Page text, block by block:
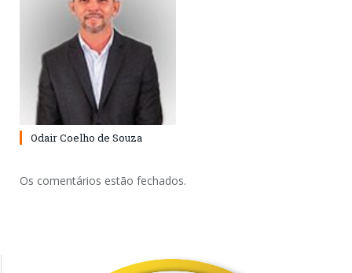
Odair Coelho de Souza
Os comentários estão fechados.